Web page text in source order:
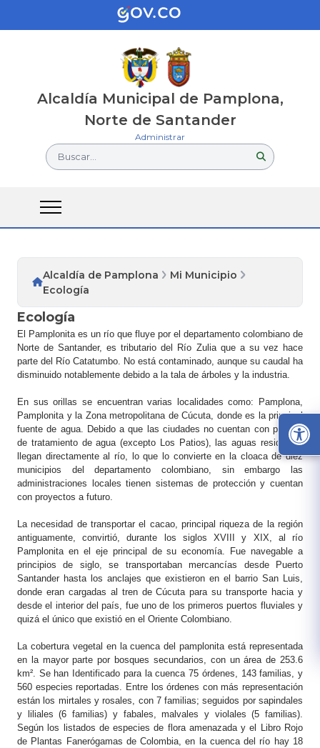
Alcaldía Municipal de Pamplona,
Norte de Santander
Administrar
Buscar...
Alcaldía de Pamplona
Mi Municipio
Ecología
Ecología
​El Pamplonita es un río que fluye por el departamento colombiano de
Norte de Santander, es tributario del Río Zulia que a su vez hace
parte del Río Catatumbo. No está contaminado, aunque su caudal ha
disminuido notablemente debido a la tala de árboles y la industria.
En sus orillas se encuentran varias localidades como: Pamplona,
Pamplonita y la Zona metropolitana de Cúcuta, donde es la principal
fuente de agua. Debido a que las ciudades no cuentan con plantas
de tratamiento de agua (excepto Los Patios), las aguas residuales
llegan directamente al río, lo que lo convierte en la cloaca de diez
municipios del departamento colombiano, sin embar​go las
administraciones locales tienen sistemas de protección​ y cuentan
con proyectos a futuro.
La necesidad de transportar el cacao, principal riqueza de la región
antiguamente, convirtió, durante los siglos XVIII y XIX, al río
Pamplonita en el eje principal de su economía. Fue navegable a
principios de siglo, se transportaban mercancías desde Puerto
Santander hasta los anclajes que existieron en el barrio San Luis,
donde eran cargadas al tren de Cúcuta para su transporte hacia y
desde el interior del país, fue uno de los primeros puertos fluviales y
quizá el único que existió en el Oriente Colombiano.
La cobertura vegetal en la cuenca del pamplonita está representada
en la mayor parte por bosques secundarios, con un área de 253.6
km². Se han Identificado para la cuenca 75 órdenes, 143 familias, y
560 especies reportadas. Entre los órdenes con más representación
están los mirtales y rosales, con 7 familias; seguidos por sapindales
y liliales (6 familias) y fabales, malvales y violales (5 familias).
Según los listados de especies de flora amenazada y el Libro Rojo
de Plantas Fanerógamas de Colombia, en la cuenca del río hay 18